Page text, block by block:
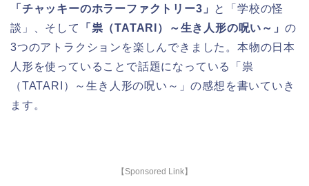
「チャッキーのホラーファクトリー3」 と「学校の怪
談」、そして
「祟（TATARI）～生き人形の呪い～」 の
3つのアトラクションを楽しんできました。本物の日本
人形を使っていることで話題になっている「祟
（TATARI）～生き人形の呪い～」の感想を書いていき
ます。
【Sponsored Link】